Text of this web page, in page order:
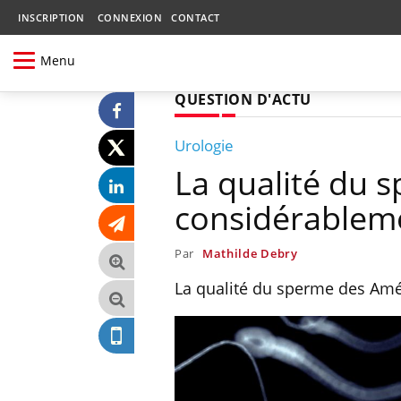
INSCRIPTION CONNEXION CONTACT
Menu
QUESTION D'ACTU
Urologie
La qualité du
Par Mathilde Debry
La qualité du sperme des